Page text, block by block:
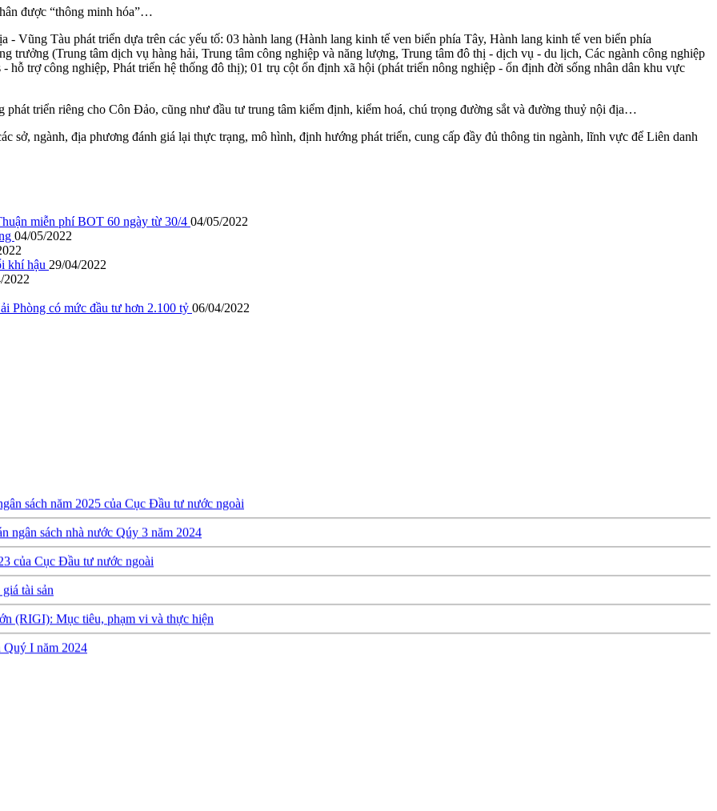
được “thông minh hóa”…
Vũng Tàu phát triển dựa trên các yếu tố: 03 hành lang (Hành lang kinh tế ven biển phía Tây, Hành lang kinh tế ven biển phía
trưởng (Trung tâm dịch vụ hàng hải, Trung tâm công nghiệp và năng lượng, Trung tâm đô thị - dịch vụ - du lịch, Các ngành công nghiệp
hỗ trợ công nghiệp, Phát triển hệ thống đô thị); 01 trụ cột ổn định xã hội (phát triển nông nghiệp - ổn định đời sống nhân dân khu vực
phát triển riêng cho Côn Đảo, cũng như đầu tư trung tâm kiểm định, kiểm hoá, chú trọng đường sắt và đường thuỷ nội địa…
sở, ngành, địa phương đánh giá lại thực trạng, mô hình, định hướng phát triển, cung cấp đầy đủ thông tin ngành, lĩnh vực để Liên danh
miễn phí BOT 60 ngày từ 30/4 04/05/2022
04/05/2022
khí hậu 29/04/2022
2022
Phòng có mức đầu tư hơn 2.100 tỷ 06/04/2022
ngân sách nhà nước Qúy 3 năm 2024
của Cục Đầu tư nước ngoài
tài sản
(RIGI): Mục tiêu, phạm vi và thực hiện
Quý I năm 2024
về việc thành lập, quản lý và sử dụng Quỹ hỗ trợ đầu tư
Ban Quản lý dự án Nâng cấp và phát triển Hệ thống thông tin quốc gia về đầu tư